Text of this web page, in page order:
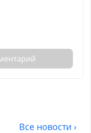
Все новости ›